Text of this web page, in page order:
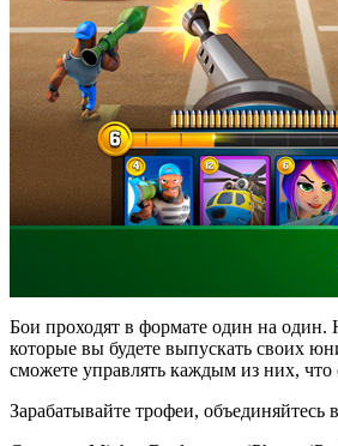
Бои проходят в формате один на один.
которые вы будете выпускать своих
сможете управлять каждым из них,
Зарабатывайте трофеи,